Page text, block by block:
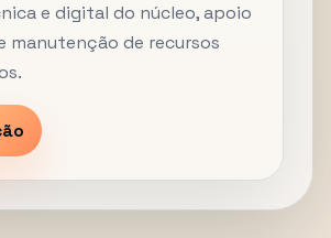
e digital do núcleo, apoio
manutenção de recursos